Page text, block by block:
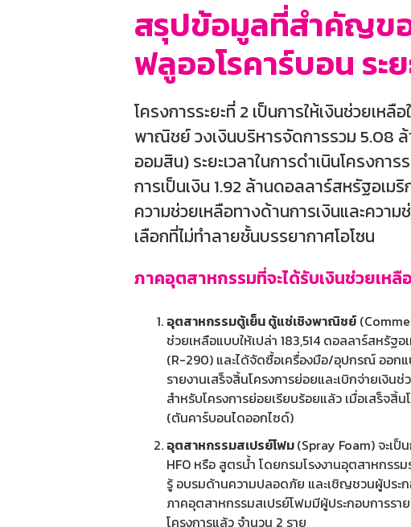
สรุปข้อมูลที่สำคัญขอ
ฟลูออโรคาร์บอน ระ
โครงการระยะที่ 2 เป็นการให้เงินช่วยเห
พาณิชย์ วงเงินบริหารจัดการรวม 5.08
ออมสิน) ระยะเวลาในการดำเนินโครงกา
การเป็นเงิน 1.92 ล้านดอลลาร์สหรัฐอเ
ความช่วยเหลือทางด้านการเงินและควา
เลือกที่ไม่ทำลายชั้นบรรยากาศโอโซน
ภาคอุตสาหกรรมที่จะได้รับเงินช่วยเห
อุตสาหกรรมตู้เย็น ตู้แช่เชิงพาณิชย์
ช่วยเหลือแบบให้เปล่า 183,514 ดอลลาร์สหรัฐ
(R-290) และได้จัดซื้อเครื่องมือ/อุปกรณ์ ออก
รายงานเสร็จสิ้นโครงการย่อยและเบิกจ่ายเงิ
สำหรับโครงการย่อยเรียบร้อยแล้ว เมื่อเสร็จสิ้
(ตันคาร์บอนไดออกไซด์)
อุตสาหกรรมสเปรย์โฟม(Spray Foam) จะเป็
HFO หรือ สูตรน้ำ โดยกรมโรงงานอุตสาหกรร
รู้ อบรมด้านความปลอดภัย และเชิญชวนผู้ประก
ภาคอุตสาหกรรมสเปรย์โฟมมีผู้ประกอบการรา
โครงการแล้ว จำนวน 2 ราย